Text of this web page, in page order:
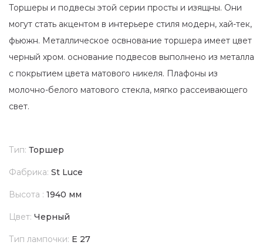
Торшеры и подвесы этой серии просты и изящны. Они
могут стать акцентом в интерьере стиля модерн, хай-тек,
фьюжн. Металлическое освнование торшера имеет цвет
черный хром. основание подвесов выполнено из металла
с покрытием цвета матового никеля. Плафоны из
молочно-белого матового стекла, мягко рассеивающего
свет.
Тип: Торшер
Фабрика: St Luce
Высота : 1940 мм
Цвет: Черный
Тип лампочки: E 27